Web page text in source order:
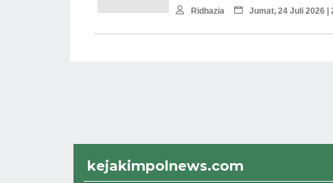
Ridhazia Jumat, 24 Juli 2026 |
kejakimpolnews.com